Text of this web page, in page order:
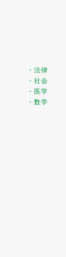
・法律
・社会
・医学
・数学